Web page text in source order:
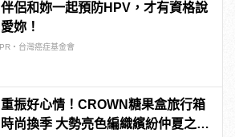
伴侶和妳一起預防HPV，才有資格說
愛妳！
PR・台灣癌症基金會
重振好心情！CROWN糖果盒旅行箱
時尚換季 大勢亮色編織繽紛仲夏之